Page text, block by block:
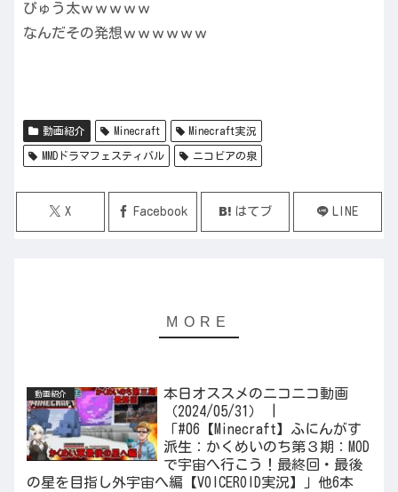
ぴゅう太ｗｗｗｗｗ
なんだその発想ｗｗｗｗｗｗ
動画紹介 Minecraft Minecraft実況
MMDドラマフェスティバル ニコビアの泉
X Facebook はてブ LINE
動画紹介
本日オススメのニコニコ動画
（2024/05/31） |
「#06【Minecraft】ふにんがす
派生：かくめいのち第３期：MOD
で宇宙へ行こう！最終回・最後
の星を目指し外宇宙へ編【VOICEROID実況】」他6本